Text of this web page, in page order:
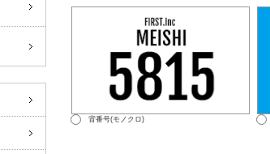
背番号(モノクロ)